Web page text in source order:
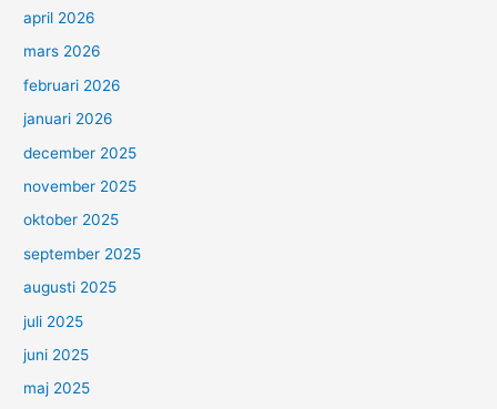
april 2026
mars 2026
februari 2026
januari 2026
december 2025
november 2025
oktober 2025
september 2025
augusti 2025
juli 2025
juni 2025
maj 2025